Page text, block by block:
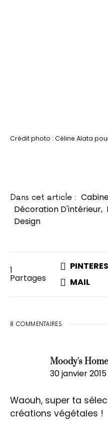
Crédit photo : Céline Alata
Dans cet article :
Décoration D'intérieur,
Design
1
Partages
MAIL
8 COMMENTAIRES
Moody's Home
30 janvier
Waouh, super ta
créations végétales !